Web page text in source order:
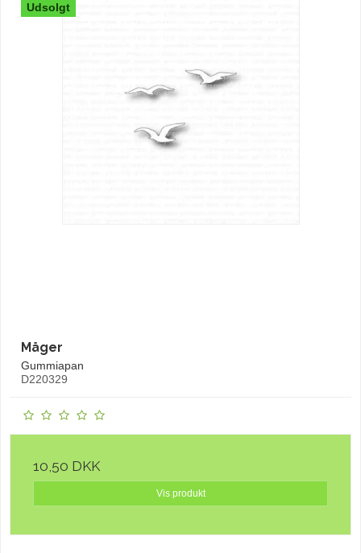
Udsolgt
Måger
Gummiapan
D220329
10,50 DKK
Vis produkt